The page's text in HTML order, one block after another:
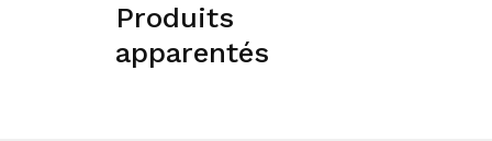
Produits
apparentés